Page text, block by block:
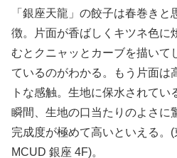
「銀座天龍」の餃子は春巻き
徴。片面が香ばしくキツネ色に
むとクニャッとカーブを描いて
ているのがわかる。もう片面は
トな感触。生地に保水されてい
瞬間、生地の口当たりのよさに
完成度が極めて高いといえる。
MCUD 銀座 4F)。